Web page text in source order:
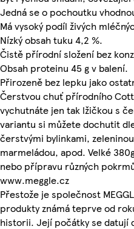
Jedná se o pochoutku
Má vysoký podíl živých
Nízký obsah tuku 4,2 %.
Čistě přírodní složení bez
Obsah proteinu 45 g v balení.
Přirozeně bez lepku jako
Čerstvou chuť přírodního
vychutnáte jen tak lžičkou s
variantu si můžete dochutit
čerstvými bylinkami,
marmeládou, apod. Velké
nebo přípravu různých
www.meggle.cz
Přestože je společnost
produkty známá teprve od
historii. Její počátky se datují